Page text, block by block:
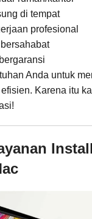
di tempat
profesional
Anda untuk
Karena itu